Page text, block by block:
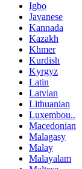
Igbo
Javanese
Kannada
Kazakh
Khmer
Kurdish
Kyrgyz
Latin
Latvian
Lithuanian
Luxembou..
Macedonian
Malagasy
Malay
Malayalam